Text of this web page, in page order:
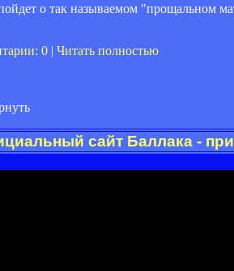
о так называемом "прощальном
0 | Читать полностью
сайт Баллака -